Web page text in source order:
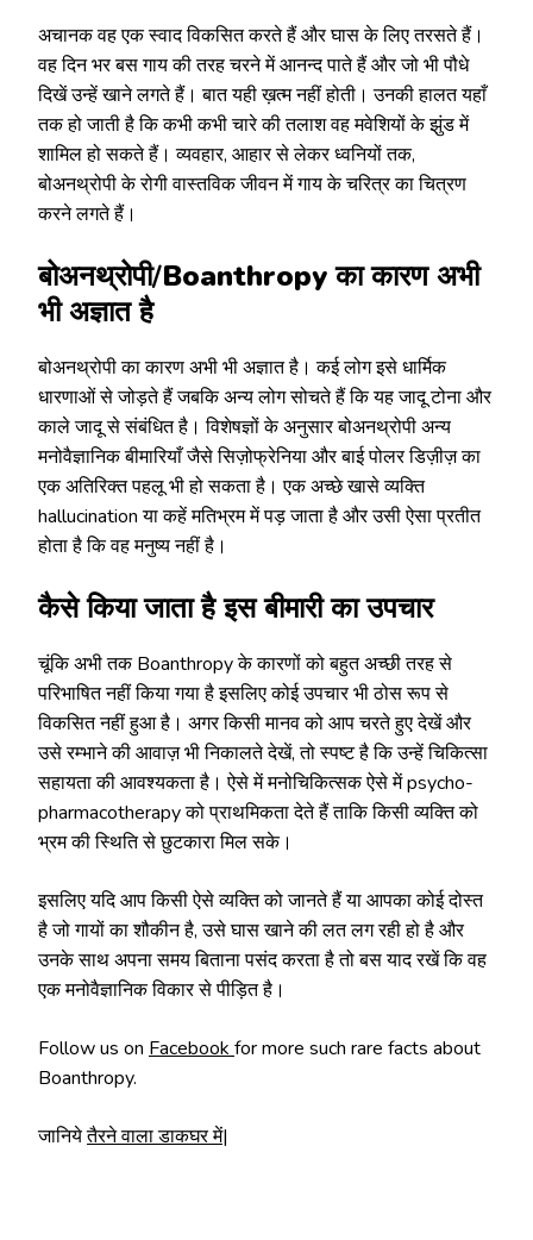
अचानक वह एक स्वाद विकसित करते हैं और घास के लिए तरसते हैं।
वह दिन भर बस गाय की तरह चरने में आनन्द पाते हैं और जो भी पौधे
दिखें उन्हें खाने लगते हैं। बात यही ख़त्म नहीं होती। उनकी हालत यहाँ
तक हो जाती है कि कभी कभी चारे की तलाश वह मवेशियों के झुंड में
शामिल हो सकते हैं। व्यवहार, आहार से लेकर ध्वनियों तक,
बोअनथ्रोपी के रोगी वास्तविक जीवन में गाय के चरित्र का चित्रण
करने लगते हैं।
बोअनथ्रोपी/Boanthropyका कारण अभी
भी अज्ञात है
बोअनथ्रोपी का कारण अभी भी अज्ञात है। कई लोग इसे धार्मिक
धारणाओं से जोड़ते हैं जबकि अन्य लोग सोचते हैं कि यह जादू टोना और
काले जादू से संबंधित है। विशेषज्ञों के अनुसार बोअनथ्रोपी अन्य
मनोवैज्ञानिक बीमारियाँ जैसे सिज़ोफ्रेनिया और बाई पोलर डिज़ीज़ का
एक अतिरिक्त पहलू भी हो सकता है। एक अच्छे खासे व्यक्ति
hallucination या कहें मतिभ्रम में पड़ जाता है और उसी ऐसा प्रतीत
होता है कि वह मनुष्य नहीं है।
कैसे किया जाता है इस बीमारी का उपचार
चूंकि अभी तक Boanthropy के कारणों को बहुत अच्छी तरह से
परिभाषित नहीं किया गया है इसलिए कोई उपचार भी ठोस रूप से
विकसित नहीं हुआ है। अगर किसी मानव को आप चरते हुए देखें और
उसे रम्भाने की आवाज़ भी निकालते देखें, तो स्पष्ट है कि उन्हें चिकित्सा
सहायता की आवश्यकता है। ऐसे में मनोचिकित्सक ऐसे में psycho-
pharmacotherapy को प्राथमिकता देते हैं ताकि किसी व्यक्ति को
भ्रम की स्थिति से छुटकारा मिल सके।
इसलिए यदि आप किसी ऐसे व्यक्ति को जानते हैं या आपका कोई दोस्त
है जो गायों का शौकीन है, उसे घास खाने की लत लग रही हो है और
उनके साथ अपना समय बिताना पसंद करता है तो बस याद रखें कि वह
एक मनोवैज्ञानिक विकार से पीड़ित है।
Follow us on Facebook for more such rare facts about
Boanthropy.
जानियेतैरने वाला डाकघर में|